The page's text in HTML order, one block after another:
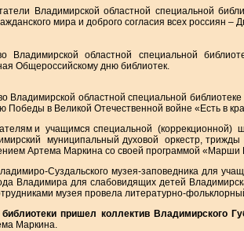
Владимирской областной специальной
мира и доброго согласия всех россиян –
Владимирской областной специальной
Общероссийскому дню библиотек.
Владимирской областной специальной
Победы в Великой Отечественной войне «Есть в
и учащимся специальной (коррекционной)
муниципальный духовой оркестр, трижды
Артема Маркина со своей программой
Суздальского музея-заповедника для
Владимира для слабовидящих детей
музея провела литературно-
пришел коллектив Владимирского
Маркина.